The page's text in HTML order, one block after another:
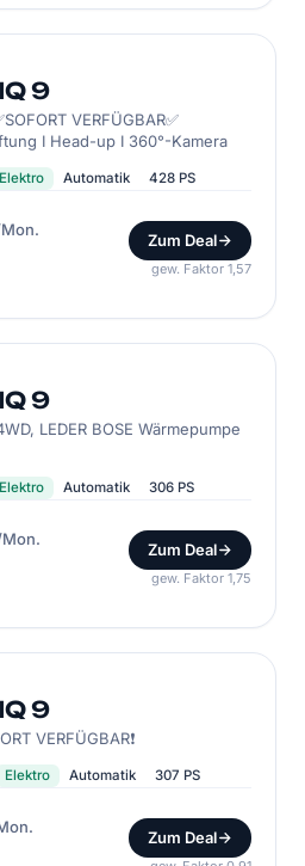
9
VERFÜGBAR✅
I Head-up I 360°-Kamera
Elektro Automatik 428 PS
Zum Deal
gew. Faktor 1,57
9
LEDER BOSE Wärmepumpe
Elektro Automatik 306 PS
Zum Deal
gew. Faktor 1,75
9
VERFÜGBAR❗
Elektro Automatik 307 PS
Zum Deal